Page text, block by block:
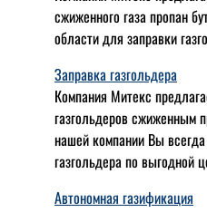
сжиженного газа пропан
области для заправки
Заправка газгольдера
Компания Митекс
газгольдеров сжиженным
нашей компании Вы
газгольдера по выгодной
Автономная газификация